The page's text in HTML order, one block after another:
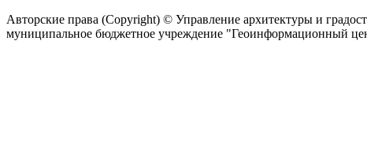
Авторские права (Copyright) © Управление архитектуры и
муниципальное бюджетное учреждение "Геоинформационный